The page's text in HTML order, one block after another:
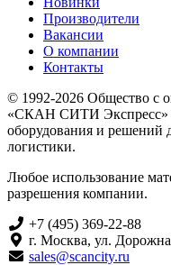
Производители
Вакансии
О компании
Контакты
© 1992-2026 Общество с
«СКАН СИТИ Экспресс»
оборудования и решений
логистики.
Любое использование
разрешения компании.
+7 (495) 369-22-88
г. Москва, ул.
sales@scancity.ru